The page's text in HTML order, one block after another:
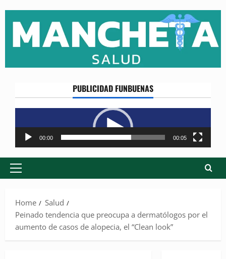
content
PUBLICIDAD FUNBUENAS
Reproductor
de
vídeo
00:00 00:05
Primary
Home
Salud
Peinado tendencia que preocupa a dermatólogos por el
aumento de casos de alopecia, el “Clean look”